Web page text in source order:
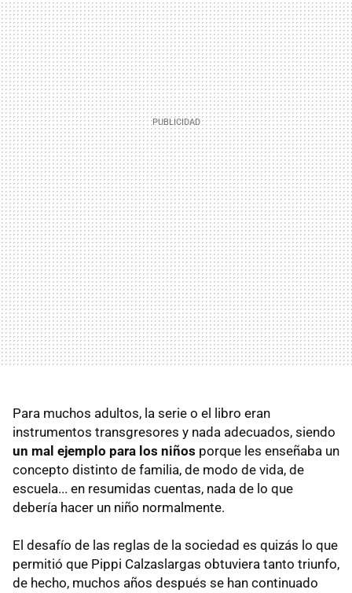
Para muchos adultos, la serie o el libro eran
instrumentos transgresores y nada adecuados, siendo
un mal ejemplo para los niños porque les enseñaba un
concepto distinto de familia, de modo de vida, de
escuela... en resumidas cuentas, nada de lo que
debería hacer un niño normalmente.
El desafío de las reglas de la sociedad es quizás lo que
permitió que Pippi Calzaslargas obtuviera tanto triunfo,
de hecho, muchos años después se han continuado